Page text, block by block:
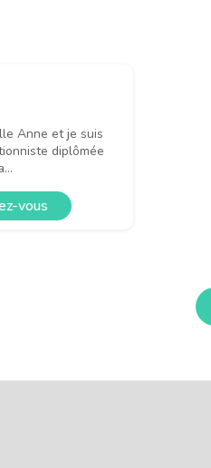
Anne et je suis
diplômée
vous